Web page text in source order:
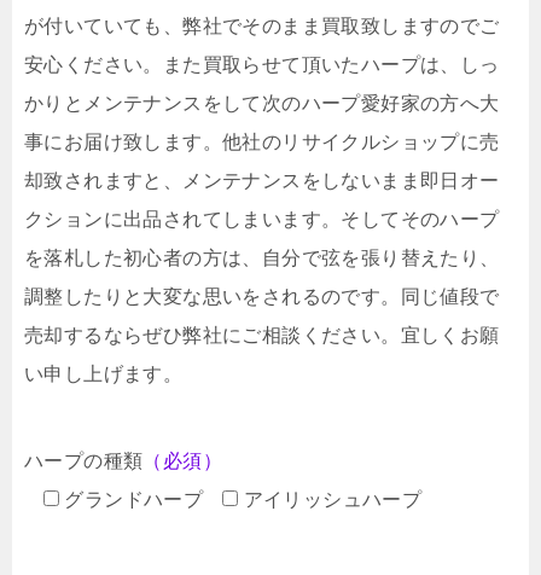
が付いていても、弊社でそのまま買取致しますのでご
安心ください。また買取らせて頂いたハープは、しっ
かりとメンテナンスをして次のハープ愛好家の方へ大
事にお届け致します。他社のリサイクルショップに売
却致されますと、メンテナンスをしないまま即日オー
クションに出品されてしまいます。そしてそのハープ
を落札した初心者の方は、自分で弦を張り替えたり、
調整したりと大変な思いをされるのです。同じ値段で
売却するならぜひ弊社にご相談ください。宜しくお願
い申し上げます。
ハープの種類 （必須）
グランドハープ
アイリッシュハープ